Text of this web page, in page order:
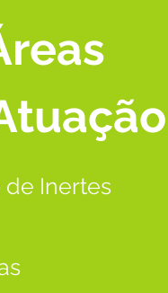
de Inertes